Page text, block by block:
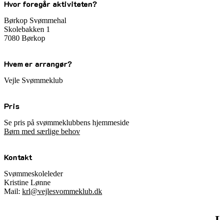
Hvor foregår aktiviteten?
Børkop Svømmehal
Skolebakken 1
7080 Børkop
Hvem er arrangør?
Vejle Svømmeklub
Pris
Se pris på svømmeklubbens hjemmeside
Børn med særlige behov
Kontakt
Svømmeskoleleder
Kristine Lønne
Mail: krl@vejlesvommeklub.dk